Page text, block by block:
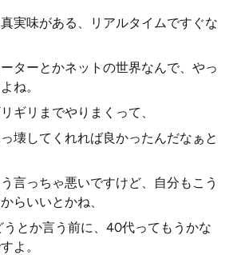
実味がある、リアルタイムですぐな
ターとかネットの世界なんで、やっ
ね。
ギリまでやりまくって、
壊してくれれば良かったんだなぁと
言っちゃ悪いですけど、自分もこう
らいいとかね、
とか言う前に、40代ってもうかな
よ。